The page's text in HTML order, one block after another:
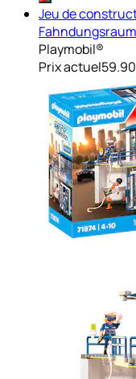
Jeu de
Playmobil®
Prix actuel